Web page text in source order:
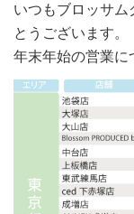
いつもブロッサ
とうございます。
年末年始の営業に